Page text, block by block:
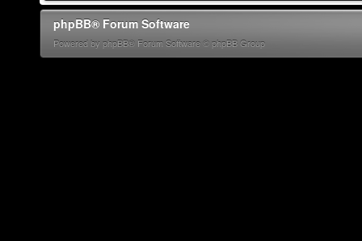
phpBB® Forum Software
Powered by phpBB® Forum Software © phpBB Group